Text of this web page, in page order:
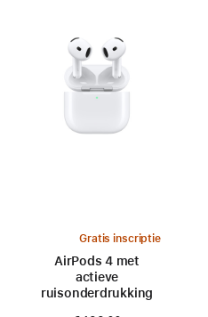
Gratis inscriptie
AirPods 4 met
actieve
ruisonderdrukking